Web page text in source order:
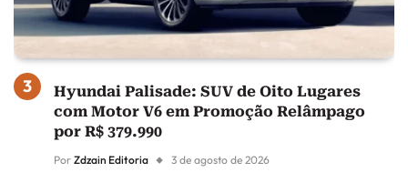
Hyundai Palisade: SUV de Oito Lugares
com Motor V6 em Promoção Relâmpago
por R$ 379.990
Por Zdzain Editoria 3 de agosto de 2026